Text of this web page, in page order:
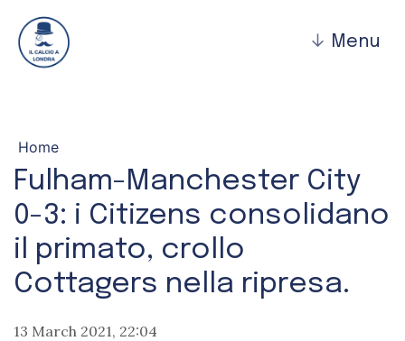
↓ Menu
Home
Fulham-Manchester City
0-3: i Citizens consolidano
il primato, crollo
Cottagers nella ripresa.
13 March 2021, 22:04